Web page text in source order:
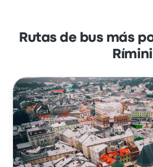
Rutas de bus más
Rímini